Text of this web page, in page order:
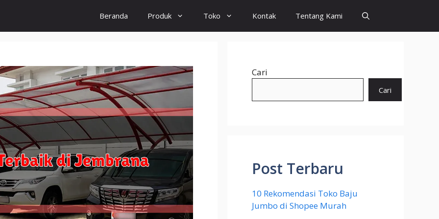
Beranda Produk Toko Kontak Tentang Kami
Cari
Cari
Post Terbaru
10 Rekomendasi Toko Baju
Jumbo di Shopee Murah